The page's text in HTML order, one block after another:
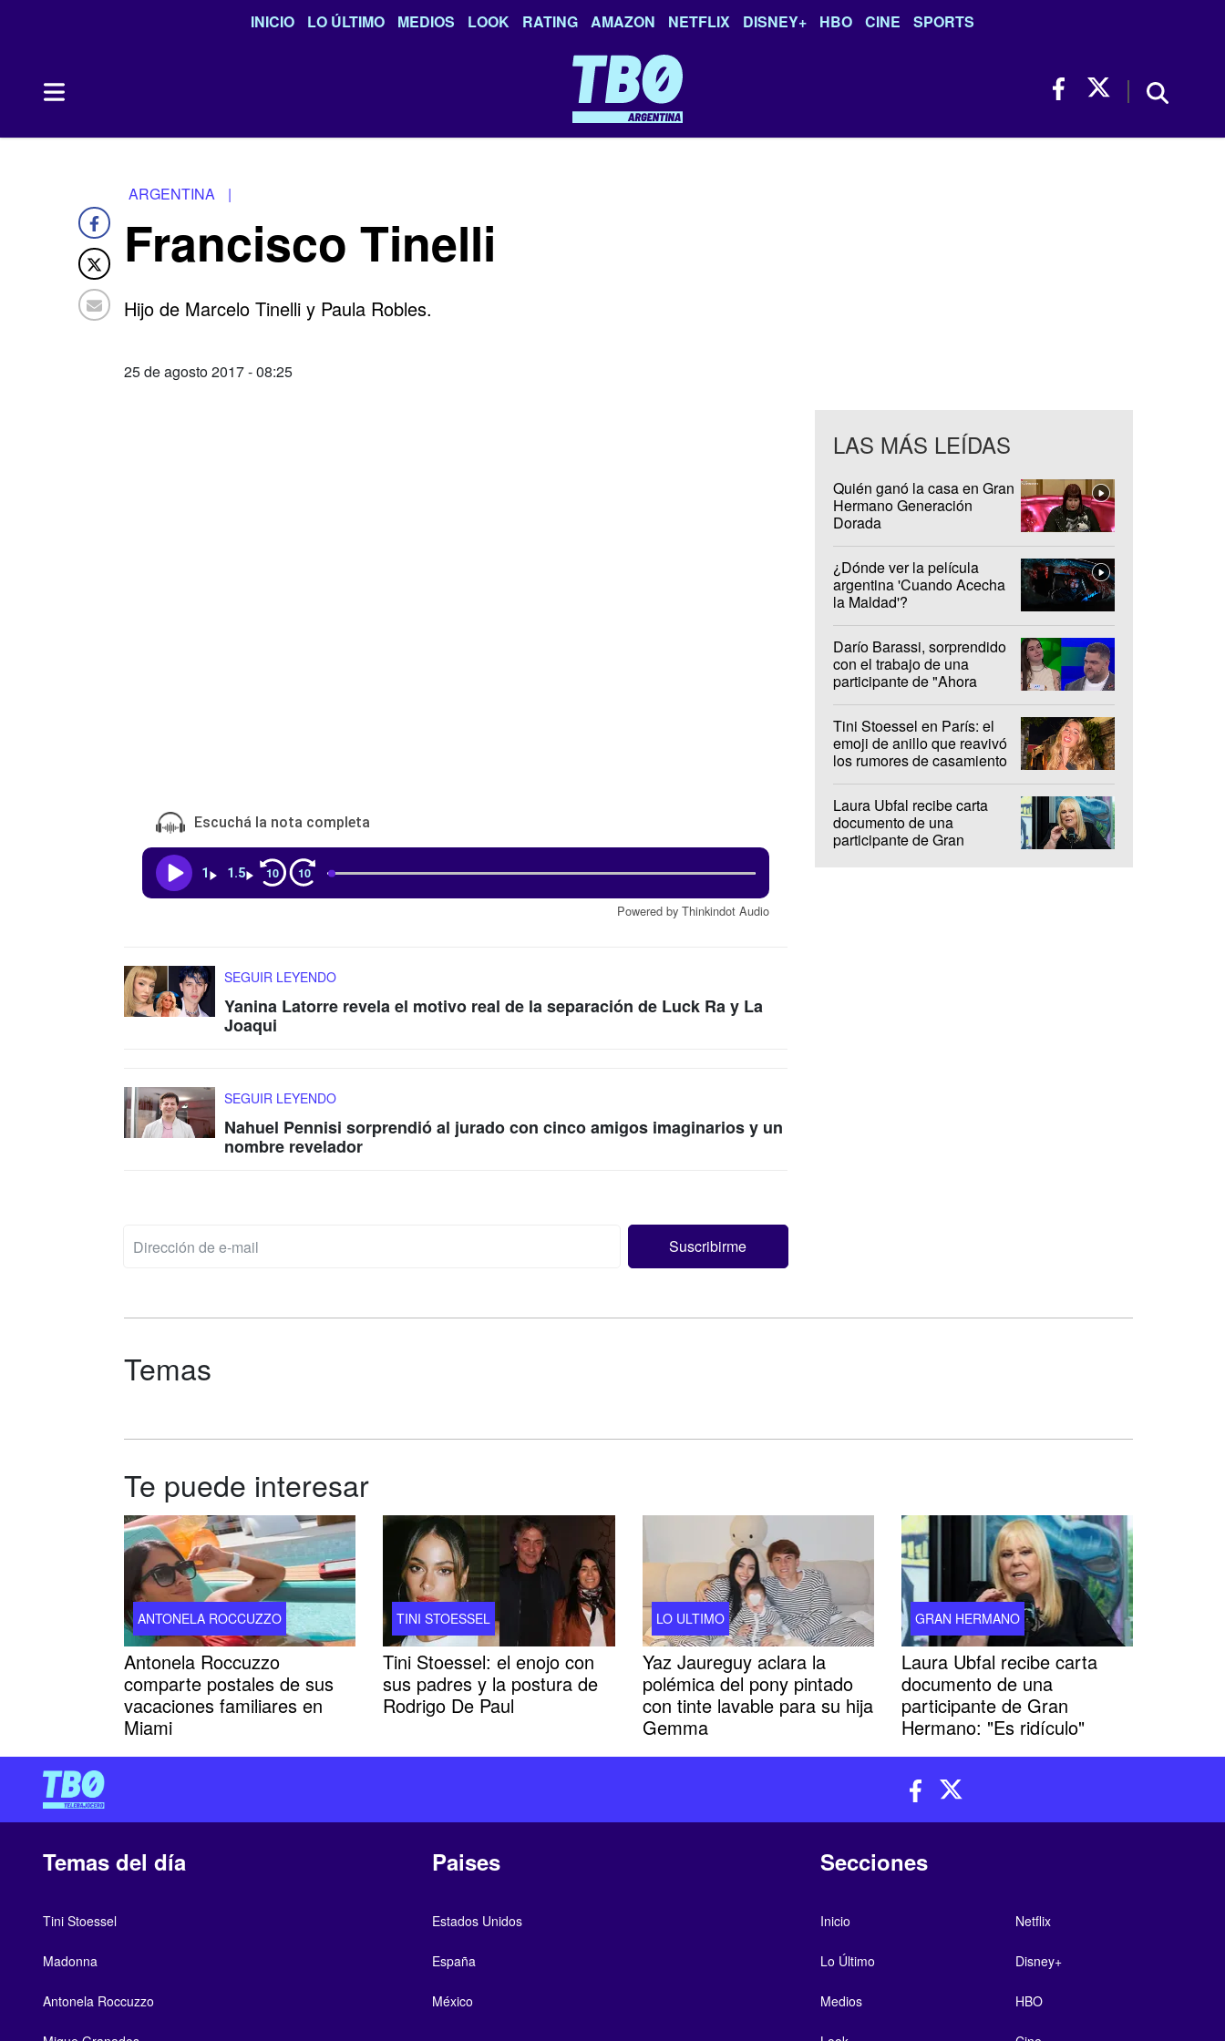
INICIO LO ÚLTIMO MEDIOS LOOK RATING AMAZON NETFLIX DISNEY+ HBO CINE SPORTS
ARGENTINA |
Francisco Tinelli
Hijo de Marcelo Tinelli y Paula Robles.
25 de agosto 2017 - 08:25
Escuchá la nota completa
1 1.5 10 10
Powered by Thinkindot Audio
SEGUIR LEYENDO
Yanina Latorre revela el motivo real de la separación de Luck Ra y La
Joaqui
SEGUIR LEYENDO
Nahuel Pennisi sorprendió al jurado con cinco amigos imaginarios y un
nombre revelador
LAS MÁS LEÍDAS
Quién ganó la casa en Gran
Hermano Generación
Dorada
¿Dónde ver la película
argentina 'Cuando Acecha
la Maldad'?
Darío Barassi, sorprendido
con el trabajo de una
participante de "Ahora
Tini Stoessel en París: el
emoji de anillo que reavivó
los rumores de casamiento
Laura Ubfal recibe carta
documento de una
participante de Gran
Temas
Te puede interesar
ANTONELA ROCCUZZO
Antonela Roccuzzo
comparte postales de sus
vacaciones familiares en
Miami
TINI STOESSEL
Tini Stoessel: el enojo con
sus padres y la postura de
Rodrigo De Paul
LO ULTIMO
Yaz Jaureguy aclara la
polémica del pony pintado
con tinte lavable para su hija
Gemma
GRAN HERMANO
Laura Ubfal recibe carta
documento de una
participante de Gran
Hermano: "Es ridículo"
Temas del día
Tini Stoessel
Madonna
Antonela Roccuzzo
Paises
Estados Unidos
España
México
Secciones
Inicio
Lo Último
Medios
Netflix
Disney+
HBO